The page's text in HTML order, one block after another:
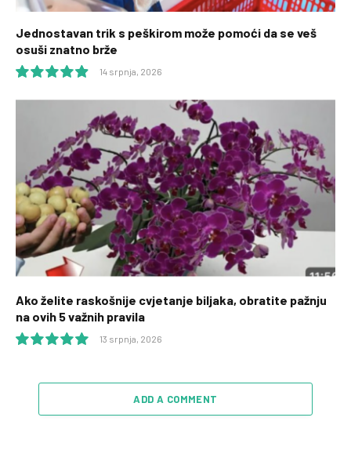
Jednostavan trik s peškirom može pomoći da se veš
osuši znatno brže
9.9
14 srpnja, 2026
Ako želite raskošnije cvjetanje biljaka, obratite pažnju
na ovih 5 važnih pravila
13 srpnja, 2026
ADD A COMMENT